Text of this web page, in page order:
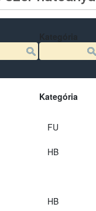
Kategória
FU
HB
HB